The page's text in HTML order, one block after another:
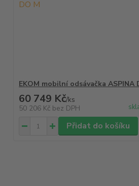
EKOM mobilní odsávačka ASPINA
60 749 Kč/ks
50 206 Kč bez DPH
Přidat do košíku